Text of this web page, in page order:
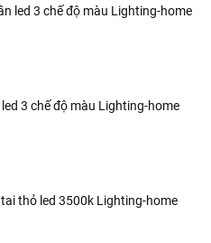
led 3 chế độ màu Lighting-home
3 chế độ màu Lighting-home
thỏ led 3500k Lighting-home